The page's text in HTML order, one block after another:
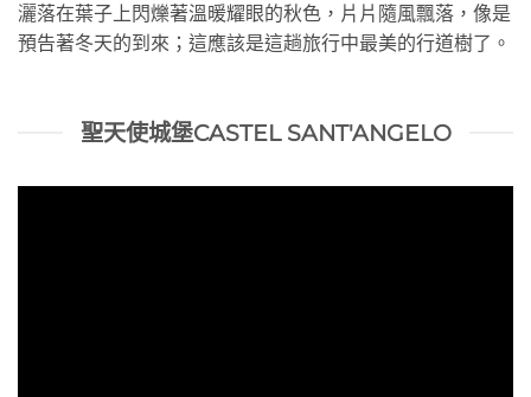
灑落在葉子上閃爍著溫暖耀眼的秋色，片片隨風飄落，像是
預告著冬天的到來；這應該是這趟旅行中最美的行道樹了。
聖天使城堡CASTEL SANT'ANGELO